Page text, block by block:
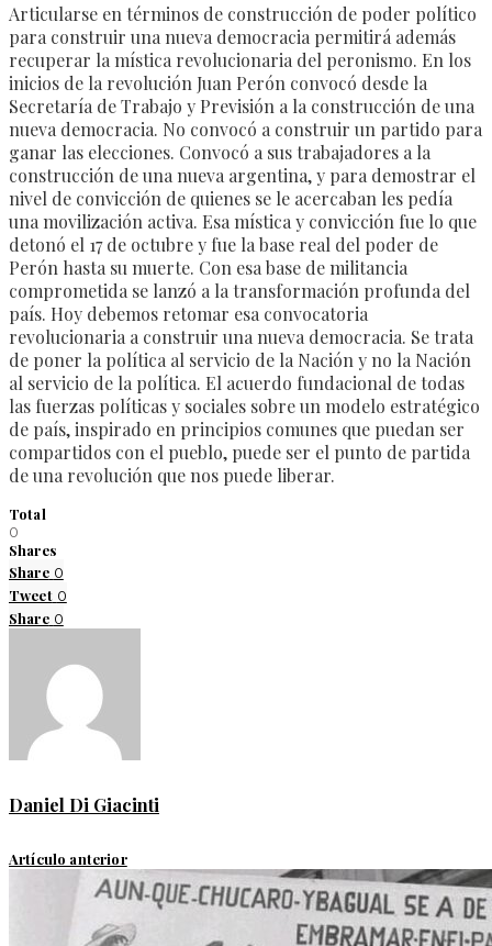
Articularse en términos de construcción de poder político
para construir una nueva democracia permitirá además
recuperar la mística revolucionaria del peronismo. En los
inicios de la revolución Juan Perón convocó desde la
Secretaría de Trabajo y Previsión a la construcción de una
nueva democracia. No convocó a construir un partido para
ganar las elecciones. Convocó a sus trabajadores a la
construcción de una nueva argentina, y para demostrar el
nivel de convicción de quienes se le acercaban les pedía
una movilización activa. Esa mística y convicción fue lo que
detonó el 17 de octubre y fue la base real del poder de
Perón hasta su muerte. Con esa base de militancia
comprometida se lanzó a la transformación profunda del
país. Hoy debemos retomar esa convocatoria
revolucionaria a construir una nueva democracia. Se trata
de poner la política al servicio de la Nación y no la Nación
al servicio de la política. El acuerdo fundacional de todas
las fuerzas políticas y sociales sobre un modelo estratégico
de país, inspirado en principios comunes que puedan ser
compartidos con el pueblo, puede ser el punto de partida
de una revolución que nos puede liberar.
Total
0
Shares
Share 0
Tweet 0
Share 0
Daniel Di Giacinti
Artículo anterior